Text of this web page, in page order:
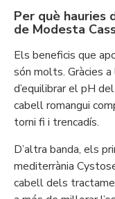
Per què hauries
de Modesta
Els beneficis que
són molts. Gràcies
d’equilibrar el pH
cabell romangui
torni fi i trencadís.
D’altra banda, els
mediterrània
cabell dels